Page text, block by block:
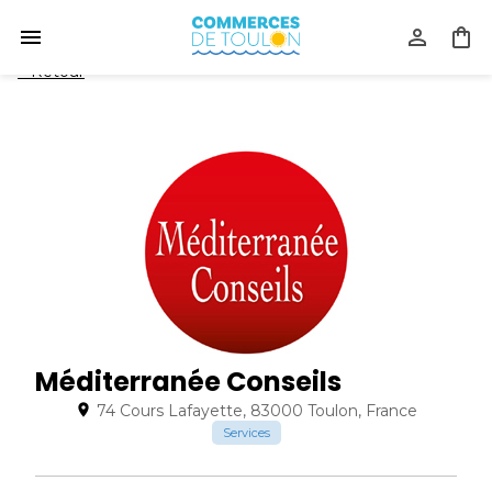
Retour
Méditerranée Conseils
74 Cours Lafayette, 83000 Toulon, France
Services